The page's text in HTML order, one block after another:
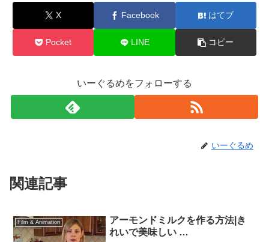
X Facebook はてブ
Pocket LINE コピー
いーぐるめをフォローする
いーぐるめ
関連記事
Film & Animation
アーモンドミルクを作る方法|き
れいで美味しい …